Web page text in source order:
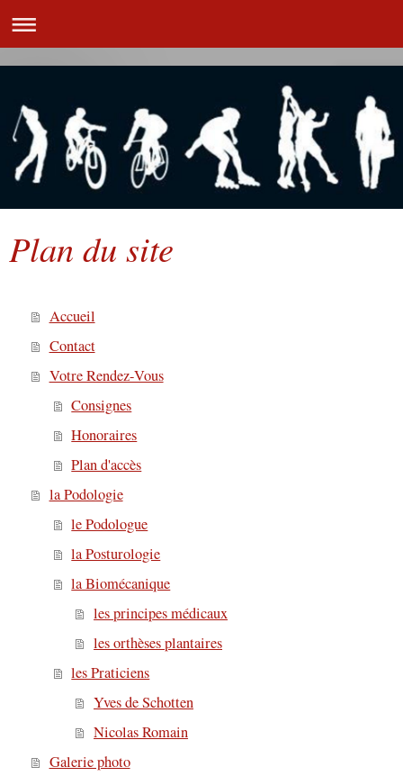
Plan du site
Accueil
Contact
Votre Rendez-Vous
Consignes
Honoraires
Plan d'accès
la Podologie
le Podologue
la Posturologie
la Biomécanique
les principes médicaux
les orthèses plantaires
les Praticiens
Yves de Schotten
Nicolas Romain
Galerie photo